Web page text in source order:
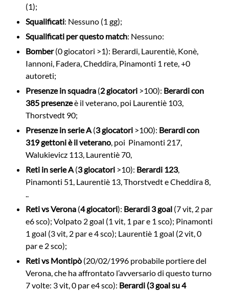
(1);
Squalificati: Nessuno (1 gg);
Squalificati per questo match: Nessuno:
Bomber(0 giocatori >1): Berardi, Laurentiè, Konè,
Iannoni, Fadera, Cheddira, Pinamonti 1 rete, +0
autoreti;
Presenze in squadra (2 giocatori >100): Berardi con
385 presenzeè il veterano, poi Laurentiè 103,
Thorstvedt 90;
Presenze in serie A (3 giocatori >100): Berardi con
319 gettoniè il veterano, poi Pinamonti 217,
Walukievicz 113, Laurentiè 70,
Reti in serie A (3 giocatori >10): Berardi 123,
Pinamonti 51, Laurentiè 13, Thorstvedt e Cheddira 8,
..
Reti vs Verona (4 giocatori): Berardi 3 goal (7 vit, 2 par
e6 sco); Volpato 2 goal (1 vit, 1 par e 1 sco); Pinamonti
1 goal (3 vit, 2 par e 4 sco); Laurentiè 1 goal (2 vit, 0
par e 2 sco);
Reti vs Montipò (20/02/1996 probabile portiere del
Verona, che ha affrontato l’avversario di questo turno
7 volte: 3 vit, 0 par e4 sco): Berardi (3 goal su 4